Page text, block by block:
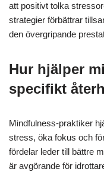
att positivt tolka
strategier förbättrar
den övergripande
Hur hjälper
specifikt
Mindfulness-praktiker
stress, öka fokus och
fördelar leder till bättre
är avgörande för